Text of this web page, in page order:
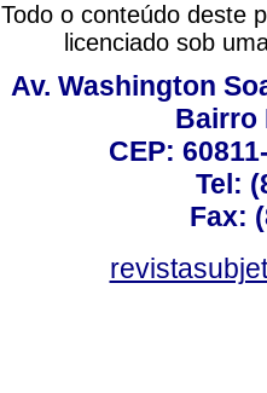
Todo o conteúdo deste
licenciado sob
Av. Washington
Bairro
CEP:
Tel:
Fax: